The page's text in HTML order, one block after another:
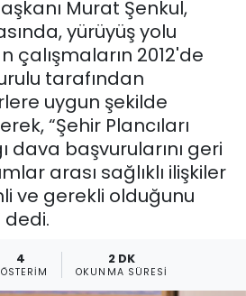
Murat Şenkul,
yürüyüş yolu
çalışmaların 2012'de
tarafından
uygun şekilde
“Şehir Plancıları
dava başvurularını geri
arası sağlıklı ilişkiler
ve gerekli olduğunu
dedi.
4 2 DK
OKUNMA SÜRESI
2018